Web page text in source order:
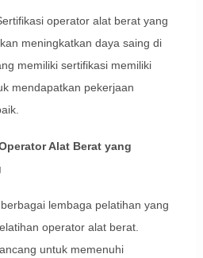
operator alat berat yang
meningkatkan daya saing di
memiliki sertifikasi memiliki
mendapatkan pekerjaan
Alat Berat yang
lembaga pelatihan yang
operator alat berat.
untuk memenuhi